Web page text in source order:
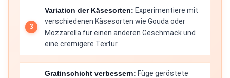
Variation der Käsesorten: Experimentiere mit
verschiedenen Käsesorten wie Gouda oder
Mozzarella für einen anderen Geschmack und
eine cremigere Textur.
Gratinschicht verbessern: Füge geröstete